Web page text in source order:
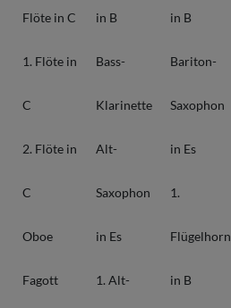
Flöte in C
1. Flöte in
C
2. Flöte in
C
Oboe
Fagott
in B
Bass-
Klarinette
Alt-
Saxophon
in Es
1. Alt-
in B
Bariton-
Saxophon
in Es
1.
Flügelhorn
in B